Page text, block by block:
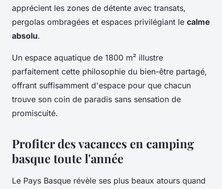
apprécient les zones de détente avec transats,
pergolas ombragées et espaces privilégiant le calme
absolu.
Un espace aquatique de 1800 m² illustre
parfaitement cette philosophie du bien-être partagé,
offrant suffisamment d'espace pour que chacun
trouve son coin de paradis sans sensation de
promiscuité.
Profiter des vacances en camping
basque toute l'année
Le Pays Basque révèle ses plus beaux atours quand